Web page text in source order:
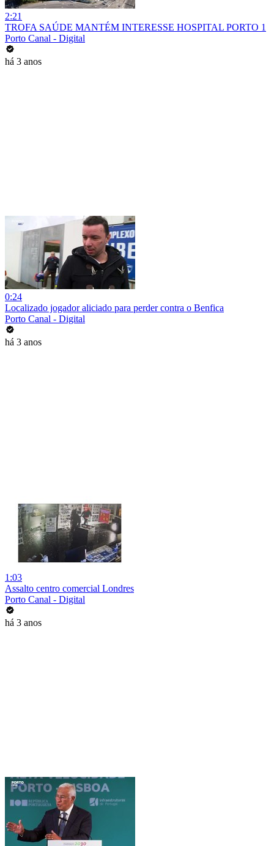
2:21
TROFA SAÚDE MANTÉM INTERESSE HOSPITAL PORTO 1
Porto Canal - Digital
há 3 anos
0:24
Localizado jogador aliciado para perder contra o Benfica
Porto Canal - Digital
há 3 anos
1:03
Assalto centro comercial Londres
Porto Canal - Digital
há 3 anos